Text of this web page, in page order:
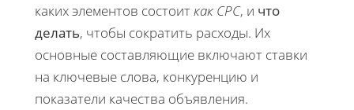
каких элементов состоиткак CPC, и что
делать, чтобы сократить расходы. Их
основные составляющие включают ставки
на ключевые слова, конкуренцию и
показатели качества объявления.